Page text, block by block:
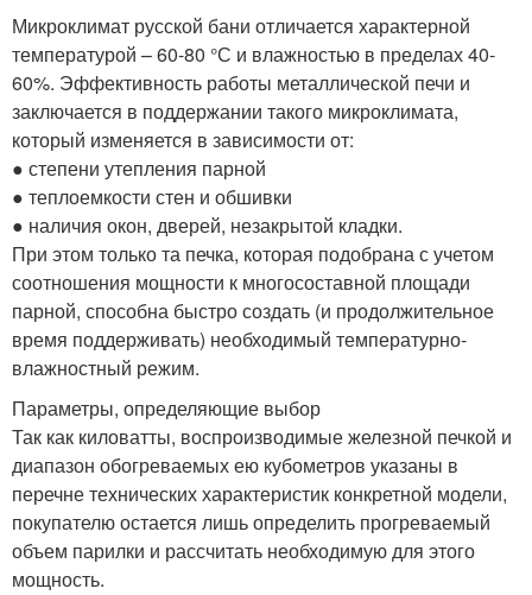
Микроклимат русской бани отличается характерной
температурой – 60-80 °С и влажностью в пределах 40-
60%. Эффективность работы металлической печи и
заключается в поддержании такого микроклимата,
который изменяется в зависимости от:
● степени утепления парной
● теплоемкости стен и обшивки
● наличия окон, дверей, незакрытой кладки.
При этом только та печка, которая подобрана с учетом
соотношения мощности к многосоставной площади
парной, способна быстро создать (и продолжительное
время поддерживать) необходимый температурно-
влажностный режим.
Параметры, определяющие выбор
Так как киловатты, воспроизводимые железной печкой и
диапазон обогреваемых ею кубометров указаны в
перечне технических характеристик конкретной модели,
покупателю остается лишь определить прогреваемый
объем парилки и рассчитать необходимую для этого
мощность.